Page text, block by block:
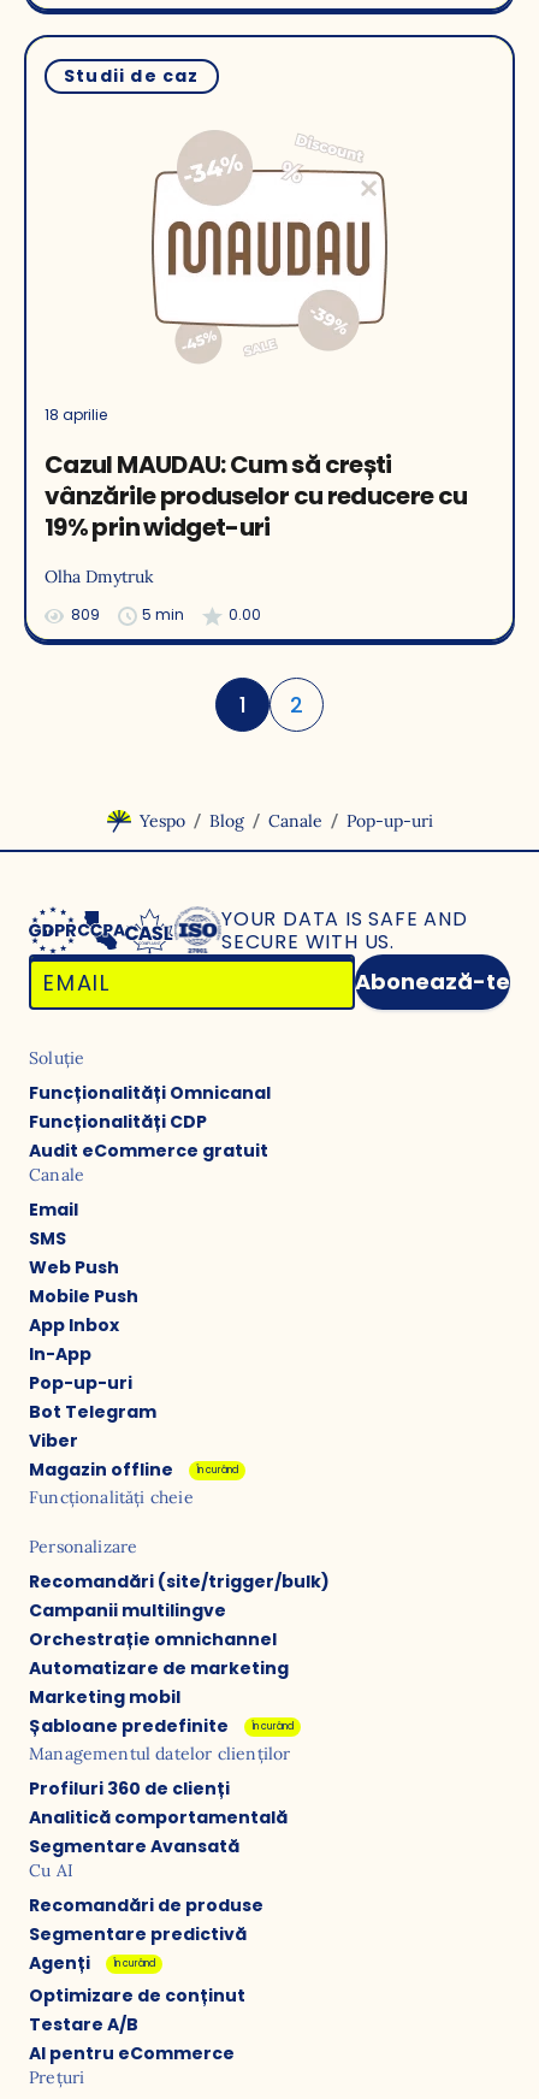
Studii de caz
18 aprilie
Cazul MAUDAU: Cum să crești
vânzările produselor cu reducere cu
19% prin widget-uri
Olha Dmytruk
809 5 min 0.00
1 2
Yespo / Blog / Canale / Pop-up-uri
YOUR DATA IS SAFE AND
SECURE WITH US.
Abonează-te
Soluție
Funcționalități Omnicanal
Funcționalități CDP
Audit eCommerce gratuit
Canale
Email
SMS
Web Push
Mobile Push
App Inbox
In-App
Pop-up-uri
Bot Telegram
Viber
Magazin offline
În curând
Funcționalități cheie
Personalizare
Recomandări (site/trigger/bulk)
Campanii multilingve
Orchestrație omnichannel
Automatizare de marketing
Marketing mobil
Șabloane predefinite
În curând
Managementul datelor clienților
Profiluri 360 de clienți
Analitică comportamentală
Segmentare Avansată
Cu AI
Recomandări de produse
Segmentare predictivă
Agenți
În curând
Optimizare de conținut
Testare A/B
AI pentru eCommerce
Prețuri